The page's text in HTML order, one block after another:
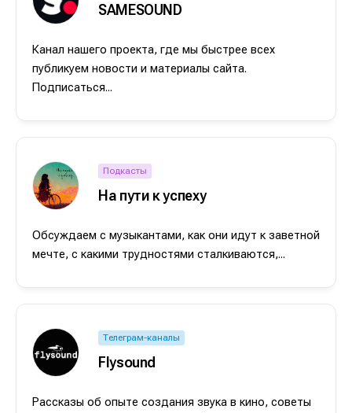
SAMESOUND
Канал нашего проекта, где мы быстрее всех
публикуем новости и материалы сайта.
Подписаться...
Подкасты
На пути к успеху
Обсуждаем с музыкантами, как они идут к заветной
мечте, с какими трудностями сталкиваются,...
Телеграм-каналы
Flysound
Рассказы об опыте создания звука в кино, советы